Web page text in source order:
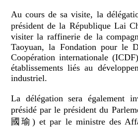
Au cours de sa visite, la
président de la République Lai
visiter la raffinerie de la
Taoyuan, la Fondation pour le
Coopération internationale
établissements liés au
industriel.
La délégation sera également
présidé par le président du
國瑜) et par le ministre des